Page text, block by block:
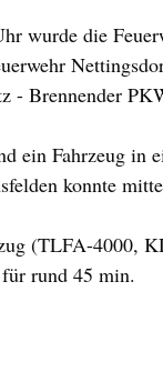
wurde die
- Brennender
ein Fahrzeug
konnte
(TLFA-4000,
rund 45 min.